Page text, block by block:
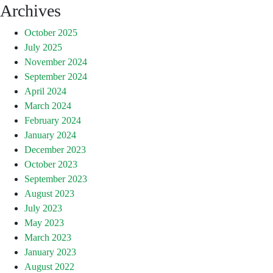
Archives
October 2025
July 2025
November 2024
September 2024
April 2024
March 2024
February 2024
January 2024
December 2023
October 2023
September 2023
August 2023
July 2023
May 2023
March 2023
January 2023
August 2022